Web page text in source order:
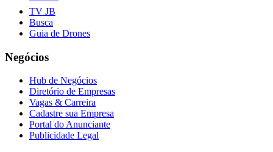
TV JB
Busca
Guia de Drones
Negócios
Hub de Negócios
Diretório de Empresas
Vagas & Carreira
Cadastre sua Empresa
Portal do Anunciante
Publicidade Legal